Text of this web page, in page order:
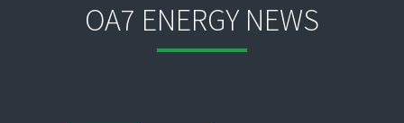
OA7 ENERGY NEWS